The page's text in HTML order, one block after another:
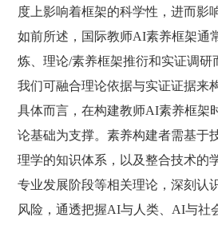
度上影响着框架的科学性，进而影
如前所述，国际教师AI素养框架通
炼、理论/素养框架推衍和实证调研
我们可融合理论依据与实证证据来
具体而言，在构建教师AI素养框架
论基础为支撑。素养构建者需基于
理学的知识体系，以及整合技术的
专业发展阶段等相关理论，深刻认
风险，通透把握AI与人类、AI与社